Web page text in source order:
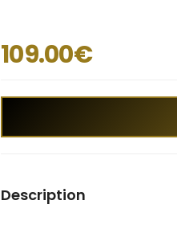
109.00€
Description